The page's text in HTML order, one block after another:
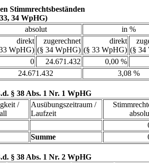
Stimmrechtsbeständen
34 WpHG)
absolut
in %
direkt
WpHG)
zugerechnet
(§ 34 WpHG)
direkt
(§ 33 WpHG) (§ 34
0 24.671.432
0,00 %
24.671.432 3,08 %
§ 38 Abs. 1 Nr. 1 WpHG
/
Ausübungszeitraum /
Laufzeit
Summe
§ 38 Abs. 1 Nr. 2 WpHG